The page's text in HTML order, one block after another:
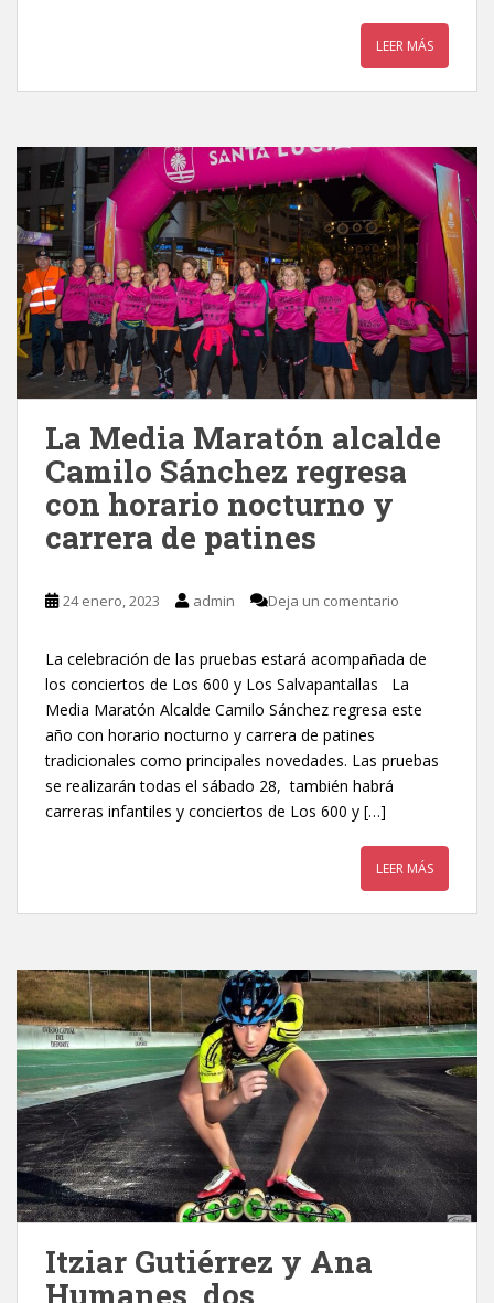
LEER MÁS
La Media Maratón alcalde
Camilo Sánchez regresa
con horario nocturno y
carrera de patines
24 enero, 2023 admin Deja un comentario
La celebración de las pruebas estará acompañada de
los conciertos de Los 600 y Los Salvapantallas La
Media Maratón Alcalde Camilo Sánchez regresa este
año con horario nocturno y carrera de patines
tradicionales como principales novedades. Las pruebas
se realizarán todas el sábado 28, también habrá
carreras infantiles y conciertos de Los 600 y […]
LEER MÁS
Itziar Gutiérrez y Ana
Humanes, dos